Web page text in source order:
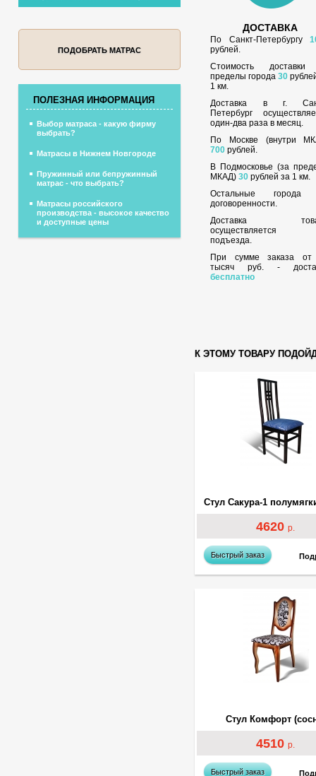
ДОСТАВКА
По Санкт-Петербургу
рублей.
Стоимость
пределы города30
1 км.
Доставка в г.
Петербург
один-два раза в месяц.
По Москве (внутри
700 рублей.
В Подмосковье (за
МКАД)30 рублей за 1 км.
Остальные города
договоренности.
Доставка
осуществляется
подъезда.
При сумме заказа
тысяч руб. -
бесплатно
К ЭТОМУ ТОВАРУ
4620р.
Быстрый заказ
4510р.
Стул Комфорт
Быстрый заказ
ПОДОБРАТЬ МАТРАС
ПОЛЕЗНАЯ ИНФОРМАЦИЯ
Выбор матраса - какую фирму
выбрать?
Матрасы в Нижнем Новгороде
Пружинный или бепружинный
матрас - что выбрать?
Матрасы российского
производства - высокое качество
и доступные цены